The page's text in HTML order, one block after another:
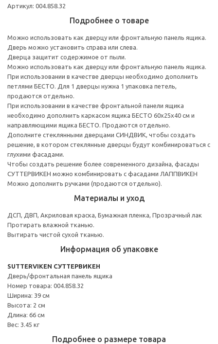
Артикул: 004.858.32
Подробнее о товаре
Можно использовать как дверцу или фронтальную панель ящика.
Дверь можно установить справа или слева.
Дверца защитит содержимое от пыли.
Можно использовать как дверцу или фронтальную панель ящика.
При использовании в качестве дверцы необходимо дополнить
петлями БЕСТО. Для 1 дверцы нужна 1 упаковка петель,
продаются отдельно.
При использовании в качестве фронтальной панели ящика
необходимо дополнить каркасом ящика БЕСТО 60x25x40 см и
направляющими ящика БЕСТО. Продаются отдельно.
Дополните стеклянными дверцами СИНДВИК, чтобы создать
решение, в котором стеклянные дверцы будут комбинироваться с
глухими фасадами.
Чтобы создать решение более современного дизайна, фасады
СУТТЕРВИКЕН можно комбинировать с фасадами ЛАППВИКЕН
Можно дополнить ручками (продаются отдельно).
Материалы и уход
ДСП, ДВП, Акриловая краска, Бумажная пленка, Прозрачный лак
Протирать влажной тканью.
Вытирать чистой сухой тканью.
Информация об упаковке
SUTTERVIKEN СУТТЕРВИКЕН
Дверь/фронтальная панель ящика
Номер товара: 004.858.32
Ширина: 39 см
Высота: 2 см
Длина: 66 см
Вес: 3.45 кг
Подробнее о размере товара